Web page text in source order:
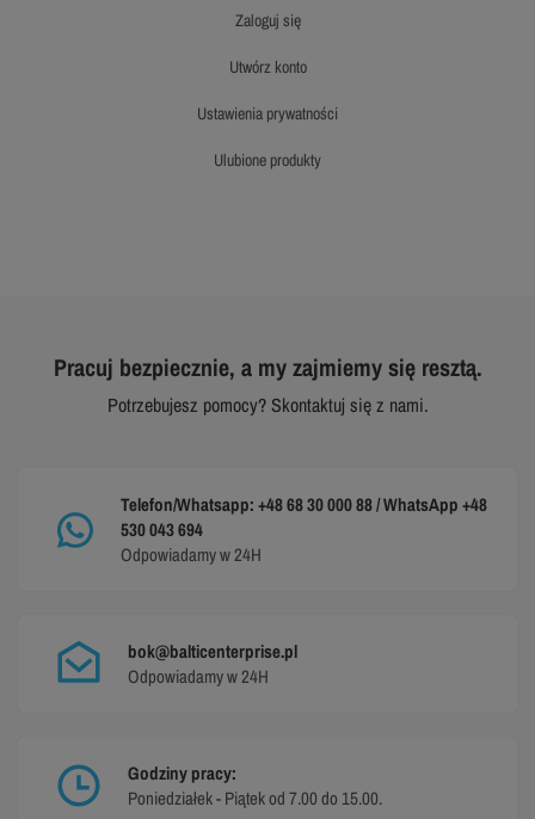
zaloguj się
utwórz konto
ustawienia prywatności
ulubione produkty
Pracuj bezpiecznie, a my zajmiemy się resztą.
Potrzebujesz pomocy? Skontaktuj się z nami.
Telefon/Whatsapp: +48 68 30 000 88 / WhatsApp +48
530 043 694
Odpowiadamy w 24H
bok@balticenterprise.pl
Odpowiadamy w 24H
Godziny pracy:
Poniedziałek - Piątek od 7.00 do 15.00.